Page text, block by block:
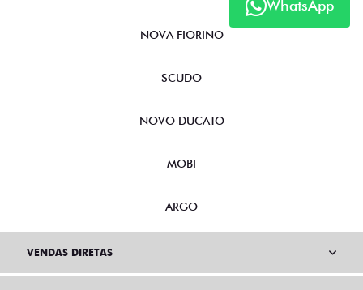
WhatsApp
NOVA FIORINO
SCUDO
NOVO DUCATO
MOBI
ARGO
VENDAS DIRETAS